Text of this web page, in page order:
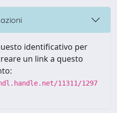
identificativo per
un link a questo
11311/1297